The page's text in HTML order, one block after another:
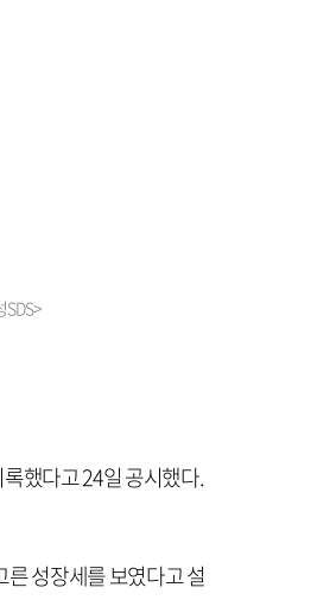
했다고 24일 공시했다.
른 성장세를 보였다고 설